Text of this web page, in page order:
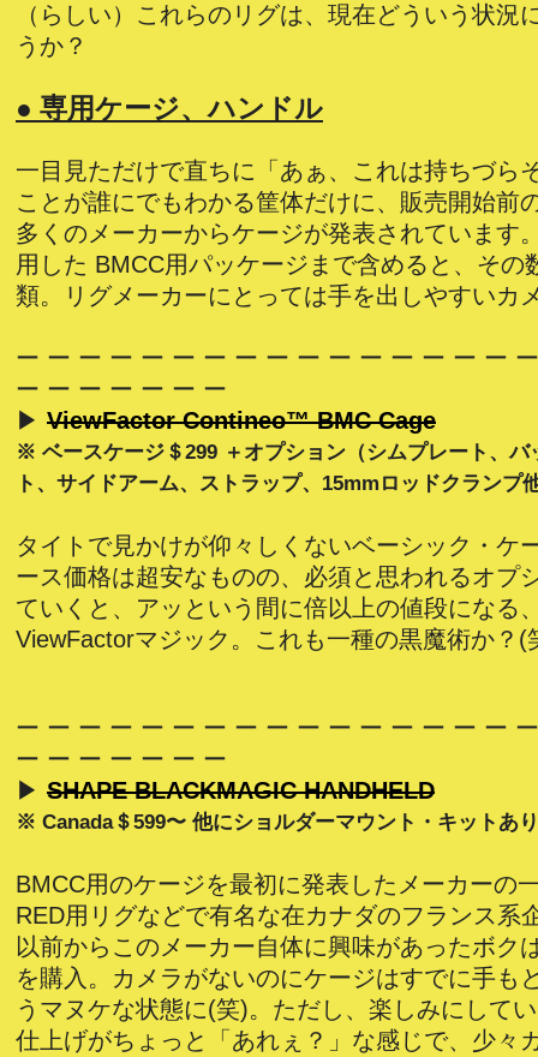
（らしい）これらのリグは、現在どういう状況
うか？
● 専用ケージ、ハンドル
一目見ただけで直ちに「あぁ、これは持ちづら
ことが誰にでもわかる筐体だけに、販売開始前
多くのメーカーからケージが発表されています
用した BMCC用パッケージまで含めると、その
類。リグメーカーにとっては手を出しやすいカ
ー ー ー ー ー ー ー ー ー ー ー ー ー ー ー ー
ー ー ー ー ー ー ー
▶ ViewFactor Contineo™ BMC Cage
※ ベースケージ＄299 ＋オプション（シムプレート、バ
ト、サイドアーム、ストラップ、15mmロッドクランプ
タイトで見かけが仰々しくないベーシック・ケ
ース価格は超安なものの、必須と思われるオプ
ていくと、アッという間に倍以上の値段になる
ViewFactorマジック。これも一種の黒魔術か？(
ー ー ー ー ー ー ー ー ー ー ー ー ー ー ー ー
ー ー ー ー ー ー ー
▶ SHAPE BLACKMAGIC HANDHELD
※ Canada＄599〜 他にショルダーマウント・キットあり
BMCC用のケージを最初に発表したメーカーの
RED用リグなどで有名な在カナダのフランス系
以前からこのメーカー自体に興味があったボク
を購入。カメラがないのにケージはすでに手も
うマヌケな状態に(笑)。ただし、楽しみにして
仕上げがちょっと「あれぇ？」な感じで、少々